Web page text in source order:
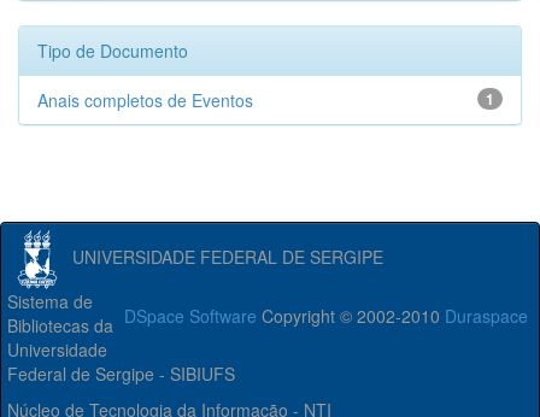
Tipo de Documento
1
Anais completos de Eventos
UNIVERSIDADE FEDERAL DE SERGIPE
DSpace Software Copyright © 2002-2010 Duraspace
Sistema de
Bibliotecas da
Universidade
Federal de Sergipe - SIBIUFS
Núcleo de Tecnologia da Informação - NTI